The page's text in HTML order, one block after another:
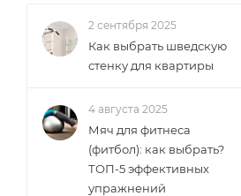
2 сентября 2025
Как выбрать шведскую
стенку для квартиры
4 августа 2025
Мяч для фитнеса
(фитбол): как выбрать?
ТОП-5 эффективных
упражнений